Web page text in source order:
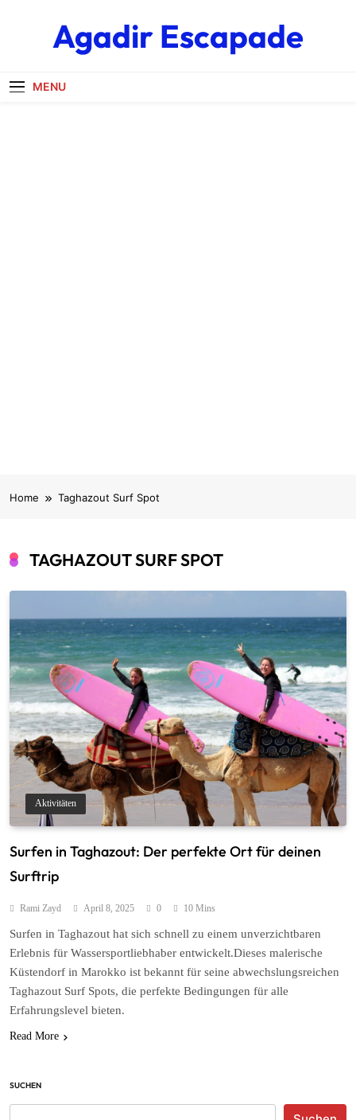
Agadir Escapade
MENU
Home Taghazout Surf Spot
TAGHAZOUT SURF SPOT
Aktivitäten
Surfen in Taghazout: Der perfekte Ort für deinen
Surftrip
Rami Zayd April 8, 2025 0 10 Mins
Surfen in Taghazout hat sich schnell zu einem unverzichtbaren
Erlebnis für Wassersportliebhaber entwickelt.Dieses malerische
Küstendorf in Marokko ist bekannt für seine abwechslungsreichen
Taghazout Surf Spots, die perfekte Bedingungen für alle
Erfahrungslevel bieten.
Read More
SUCHEN